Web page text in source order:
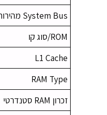
System Bus מהירות
ROM/סוג קו
L1 Cache
RAM Type
זכרון RAM סטנדרטי